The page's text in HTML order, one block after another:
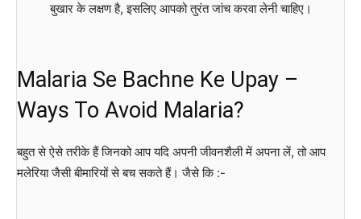
बुखार के लक्षण है, इसलिए आपको तुरंत जांच करवा लेनी चाहिए।
Malaria Se Bachne Ke Upay –
Ways To Avoid Malaria?
बहुत से ऐसे तरीके हैं जिनको आप यदि अपनी जीवनशैली में अपना लें, तो आप
मलेरिया जैसी बीमारियों से बच सकते हैं। जैसे कि :-